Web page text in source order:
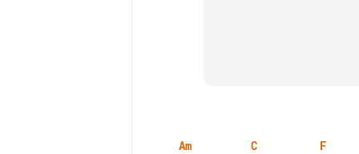
Am C F